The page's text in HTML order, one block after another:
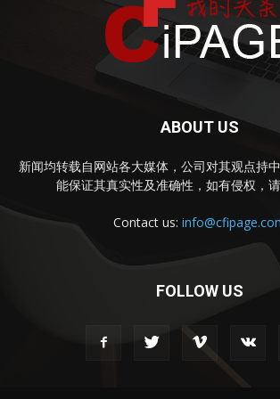
ABOUT US
新闻均转载自网站各大媒体，公司对其观点持
能保证其真实性及准确性，如有侵权，请
Contact us:
FOLLOW US